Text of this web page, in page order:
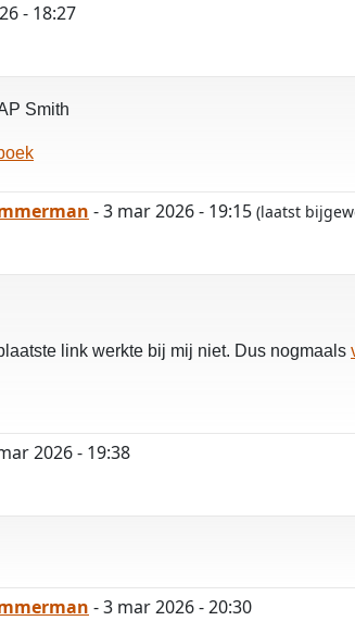
- 18:27
Smith
- 3 mar 2026 - 19:15 (laatst
link werkte bij mij niet. Dus nogmaals
2026 - 19:38
- 3 mar 2026 - 20:30